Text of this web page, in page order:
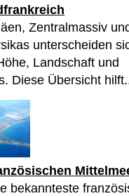
Zentralmassiv
unterscheiden
Landschaft und
Diese Übersicht
bekannteste